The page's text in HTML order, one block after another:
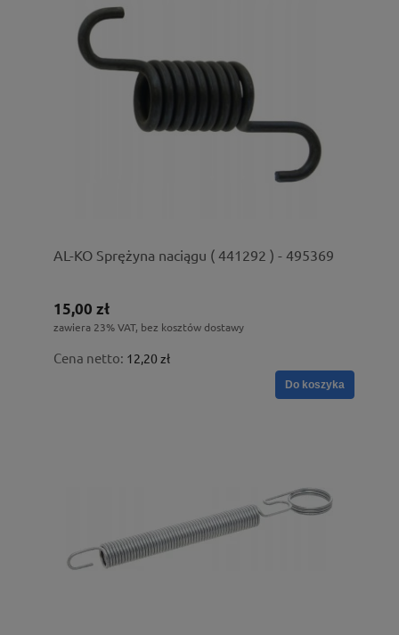
AL-KO Sprężyna naciągu ( 441292 ) - 495369
15,00 zł
zawiera 23% VAT, bez kosztów dostawy
Cena netto: 12,20 zł
Do koszyka